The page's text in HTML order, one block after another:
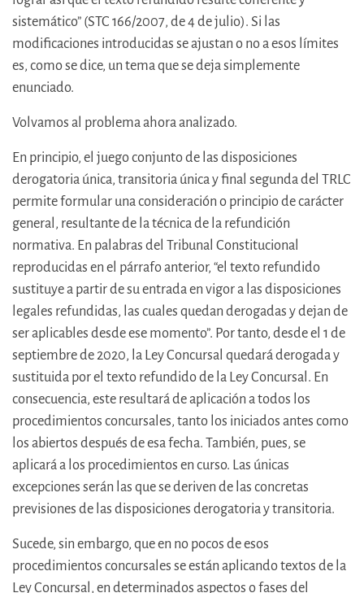
sistemático” (STC 166/2007, de 4 de julio). Si las
modificaciones introducidas se ajustan o no a esos límites
es, como se dice, un tema que se deja simplemente
enunciado.
Volvamos al problema ahora analizado.
En principio, el juego conjunto de las disposiciones
derogatoria única, transitoria única y final segunda del TRLC
permite formular una consideración o principio de carácter
general, resultante de la técnica de la refundición
normativa. En palabras del Tribunal Constitucional
reproducidas en el párrafo anterior, “el texto refundido
sustituye a partir de su entrada en vigor a las disposiciones
legales refundidas, las cuales quedan derogadas y dejan de
ser aplicables desde ese momento”. Por tanto, desde el 1 de
septiembre de 2020, la Ley Concursal quedará derogada y
sustituida por el texto refundido de la Ley Concursal. En
consecuencia, este resultará de aplicación a todos los
procedimientos concursales, tanto los iniciados antes como
los abiertos después de esa fecha. También, pues, se
aplicará a los procedimientos en curso. Las únicas
excepciones serán las que se deriven de las concretas
previsiones de las disposiciones derogatoria y transitoria.
Sucede, sin embargo, que en no pocos de esos
procedimientos concursales se están aplicando textos de la
Ley Concursal, en determinados aspectos o fases del